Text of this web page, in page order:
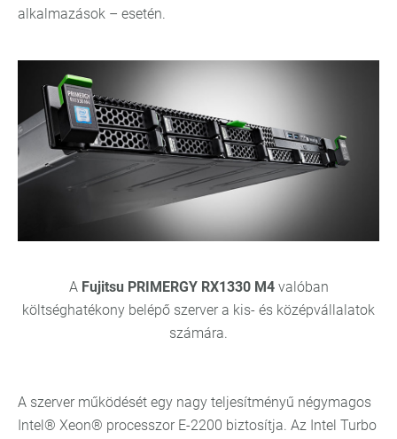
alkalmazások – esetén.
A Fujitsu PRIMERGY RX1330 M4valóban
költséghatékony belépő szerver a kis- és középvállalatok
számára.
A szerver működését egy nagy teljesítményű négymagos
Intel® Xeon® processzor E-2200 biztosítja. Az Intel Turbo